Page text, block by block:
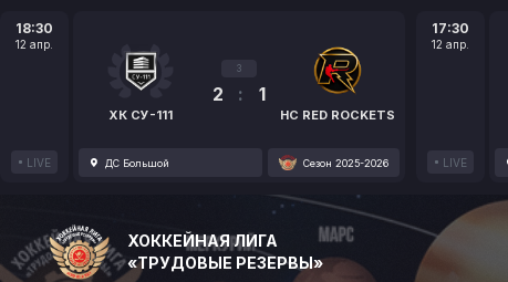
18:30
12 апр.
LIVE
ХК СУ-111
3
2 : 1
HC RED ROCKETS
ДС Большой Сезон 2025-2026
17:30
12 апр.
LIVE
ХОККЕЙНАЯ ЛИГА
«ТРУДОВЫЕ РЕЗЕРВЫ»